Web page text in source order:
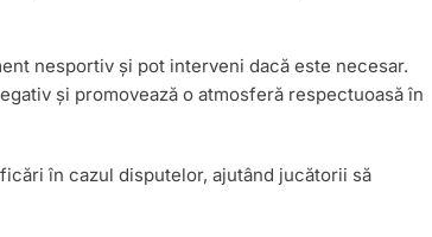
nesportiv și pot interveni dacă este necesar.
și promovează o atmosferă respectuoasă în
în cazul disputelor, ajutând jucătorii să